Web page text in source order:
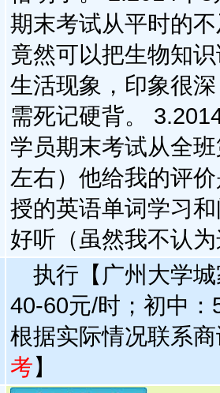
期末考试从平时的
竟然可以把生物知
生活现象，印象很
需死记硬背。
学员期末考试从全
左右）他给我的评
授的英语单词学习
好听（虽然我不认
执行【广州大学
40-60元/时；初中
根据实际情况联系
考】